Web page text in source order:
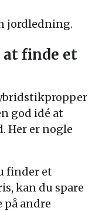
jordledning.
finde et
god idé at
Her er nogle
finder et
kan du spare
på andre